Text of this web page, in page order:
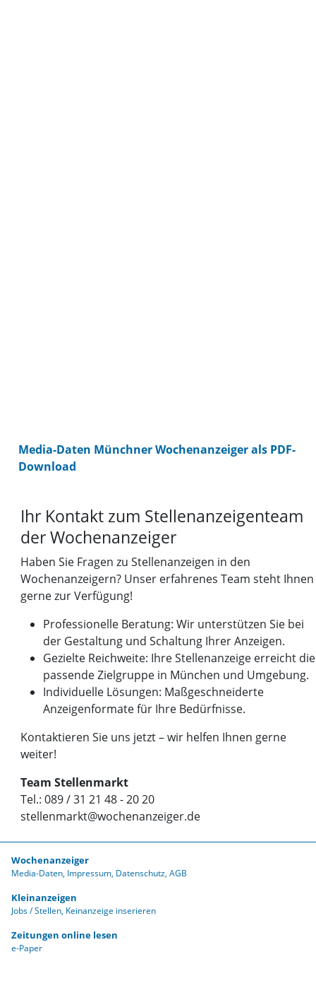
Media-Daten Münchner Wochenanzeiger als PDF-
Download
Ihr Kontakt zum Stellenanzeigenteam
der Wochenanzeiger
Haben Sie Fragen zu Stellenanzeigen in den
Wochenanzeigern? Unser erfahrenes Team steht Ihnen
gerne zur Verfügung!
Professionelle Beratung: Wir unterstützen Sie bei
der Gestaltung und Schaltung Ihrer Anzeigen.
Gezielte Reichweite: Ihre Stellenanzeige erreicht die
passende Zielgruppe in München und Umgebung.
Individuelle Lösungen: Maßgeschneiderte
Anzeigenformate für Ihre Bedürfnisse.
Kontaktieren Sie uns jetzt – wir helfen Ihnen gerne
weiter!
Team Stellenmarkt
Tel.: 089 / 31 21 48 - 20 20
stellenmarkt@wochenanzeiger.de
Wochenanzeiger
Media-Daten Impressum Datenschutz AGB
Kleinanzeigen
Jobs / Stellen Keinanzeige inserieren
Zeitungen online lesen
e-Paper